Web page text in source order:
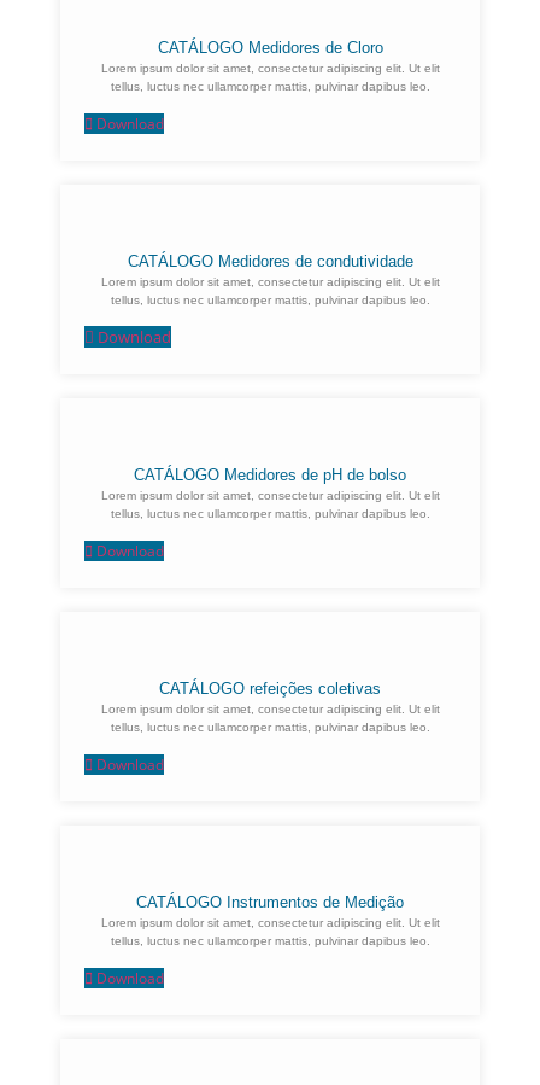
CATÁLOGO Medidores de Cloro
Lorem ipsum dolor sit amet, consectetur adipiscing elit. Ut elit
tellus, luctus nec ullamcorper mattis, pulvinar dapibus leo.
Download
CATÁLOGO Medidores de condutividade
Lorem ipsum dolor sit amet, consectetur adipiscing elit. Ut elit
tellus, luctus nec ullamcorper mattis, pulvinar dapibus leo.
Download
CATÁLOGO Medidores de pH de bolso
Lorem ipsum dolor sit amet, consectetur adipiscing elit. Ut elit
tellus, luctus nec ullamcorper mattis, pulvinar dapibus leo.
Download
CATÁLOGO refeições coletivas
Lorem ipsum dolor sit amet, consectetur adipiscing elit. Ut elit
tellus, luctus nec ullamcorper mattis, pulvinar dapibus leo.
Download
CATÁLOGO Instrumentos de Medição
Lorem ipsum dolor sit amet, consectetur adipiscing elit. Ut elit
tellus, luctus nec ullamcorper mattis, pulvinar dapibus leo.
Download